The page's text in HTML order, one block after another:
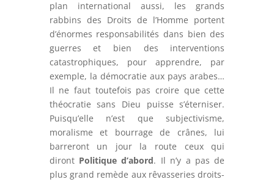
plan international aussi, les grands
rabbins des Droits de l’Homme portent
d’énormes responsabilités dans bien des
guerres et bien des interventions
catastrophiques, pour apprendre, par
exemple, la démocratie aux pays arabes…
Il ne faut toutefois pas croire que cette
théocratie sans Dieu puisse s’éterniser.
Puisqu’elle n’est que subjectivisme,
moralisme et bourrage de crânes, lui
barreront un jour la route ceux qui
diront Politique d’abord. Il n’y a pas de
plus grand remède aux rêvasseries droits-